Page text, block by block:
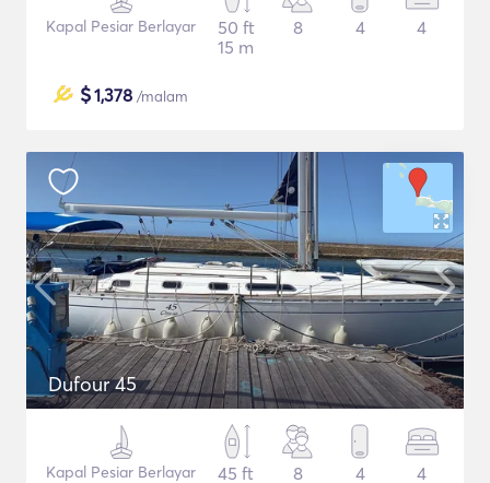
Kapal Pesiar Berlayar
50 ft
15 m
8 4 4
$1,378 /malam
Dufour 45
Kapal Pesiar Berlayar
45 ft
8 4 4